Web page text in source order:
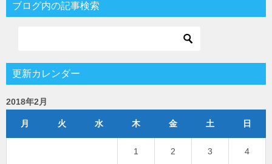
ブログ内の記事検索
更新カレンダー
2018年2月
月 火 水 木 金 土 日
1 2 3 4